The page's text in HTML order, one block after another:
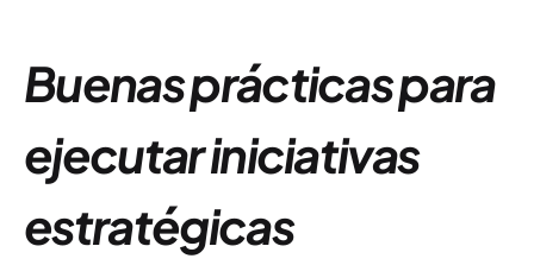
Buenas prácticas para
ejecutar iniciativas
estratégicas